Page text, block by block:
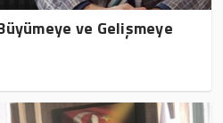
ve Gelişmeye